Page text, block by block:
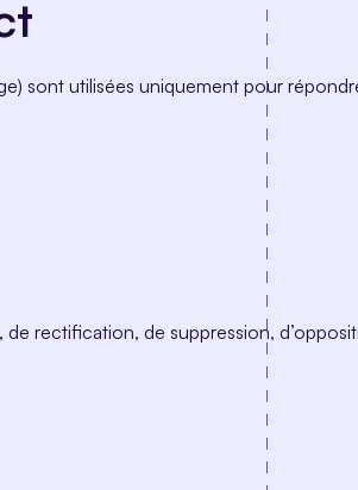
sont utilisées uniquement pour
rectification, de suppression,